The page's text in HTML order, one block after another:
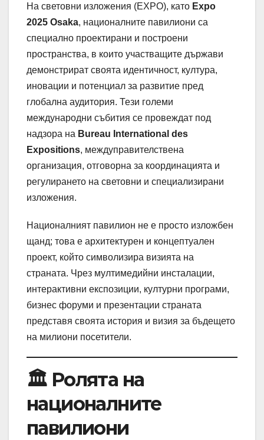
На световни изложения (EXPO), като Expo
2025 Osaka, националните павилиони са
специално проектирани и построени
пространства, в които участващите държави
демонстрират своята идентичност, култура,
иновации и потенциал за развитие пред
глобална аудитория. Тези големи
международни събития се провеждат под
надзора на Bureau International des
Expositions, междуправителствена
организация, отговорна за координацията и
регулирането на световни и специализирани
изложения.
Националният павилион не е просто изложбен
щанд; това е архитектурен и концептуален
проект, който символизира визията на
страната. Чрез мултимедийни инсталации,
интерактивни експозиции, културни програми,
бизнес форуми и презентации страната
представя своята история и визия за бъдещето
на милиони посетители.
🏛 Ролята на
националните
павилиони